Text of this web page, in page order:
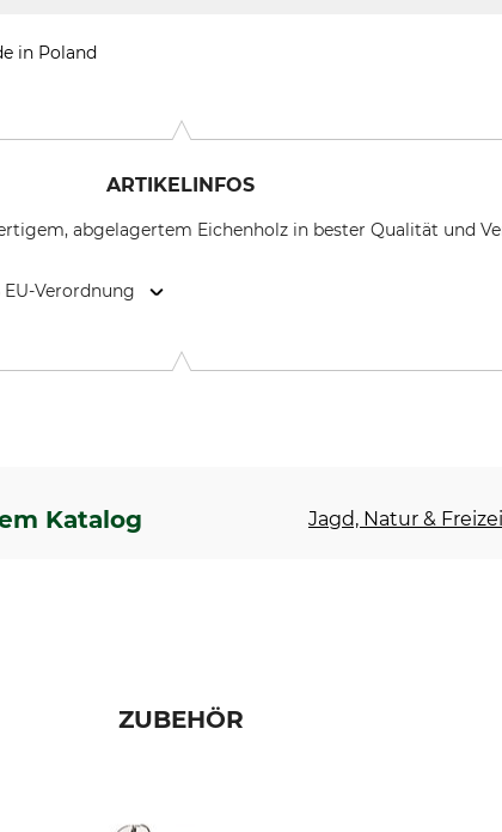
in Poland
ARTIKELINFOS
abgelagertem Eichenholz in bester Qualität und
Verordnung
Katalog Jagd, Natur &
ZUBEHÖR